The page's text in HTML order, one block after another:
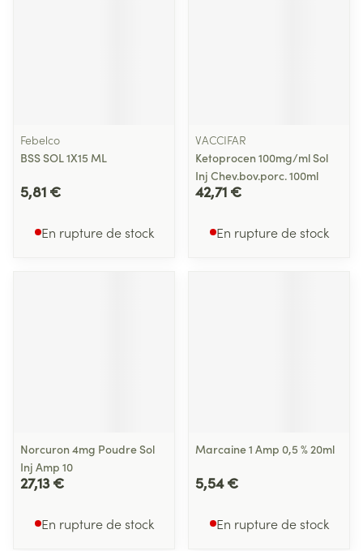
Febelco
BSS SOL 1X15 ML
5,81 €
En rupture de stock
VACCIFAR
Ketoprocen 100mg/ml Sol
Inj Chev.bov.porc. 100ml
42,71 €
En rupture de stock
Norcuron 4mg Poudre Sol
Inj Amp 10
27,13 €
En rupture de stock
Marcaine 1 Amp 0,5 % 20ml
5,54 €
En rupture de stock